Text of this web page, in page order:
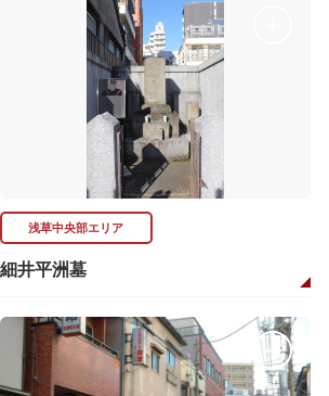
浅草中央部エリア
細井平洲墓